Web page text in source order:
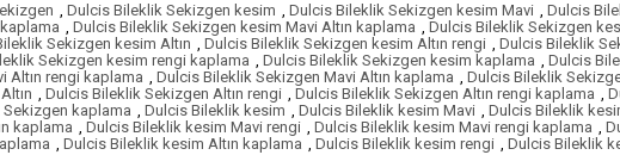
, Dulcis Bileklik Sekizgen kesim , Dulcis Bileklik Sekizgen kesim Mavi , Dulcis
, Dulcis Bileklik Sekizgen kesim Mavi Altın kaplama , Dulcis Bileklik Sekizgen
Sekizgen kesim Altın , Dulcis Bileklik Sekizgen kesim Altın rengi , Dulcis Bileklik
Sekizgen kesim rengi kaplama , Dulcis Bileklik Sekizgen kesim kaplama , Dulcis
Altın rengi kaplama , Dulcis Bileklik Sekizgen Mavi Altın kaplama , Dulcis Bileklik
, Dulcis Bileklik Sekizgen Altın rengi , Dulcis Bileklik Sekizgen Altın rengi kaplama ,
kaplama , Dulcis Bileklik kesim , Dulcis Bileklik kesim Mavi , Dulcis Bileklik
kaplama , Dulcis Bileklik kesim Mavi rengi , Dulcis Bileklik kesim Mavi rengi kaplama ,
, Dulcis Bileklik kesim Altın kaplama , Dulcis Bileklik kesim rengi , Dulcis Bileklik